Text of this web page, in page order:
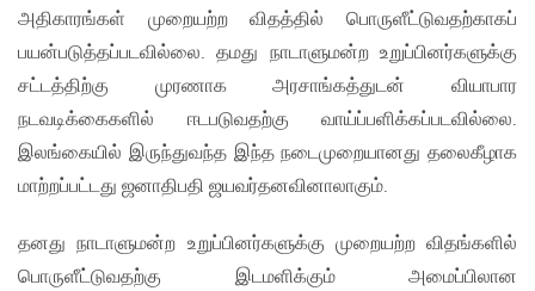
அதிகாரங்கள் முறையற்ற விதத்தில் பொருளீட்டுவதற்காகப்
பயன்படுத்தப்படவில்லை. தமது நாடாளுமன்ற உறுப்பினர்களுக்கு
சட்டத்திற்கு முரணாக அரசாங்கத்துடன் வியாபார
நடவடிக்கைகளில் ஈடபடுவதற்கு வாய்ப்பளிக்கப்படவில்லை.
இலங்கையில் இருந்துவந்த இந்த நடைமுறையானது தலைகீழாக
மாற்றப்பட்டது ஜனாதிபதி ஜயவர்தனவினாலாகும்.
தனது நாடாளுமன்ற உறுப்பினர்களுக்கு முறையற்ற விதங்களில்
பொருளீட்டுவதற்கு இடமளிக்கும் அமைப்பிலான